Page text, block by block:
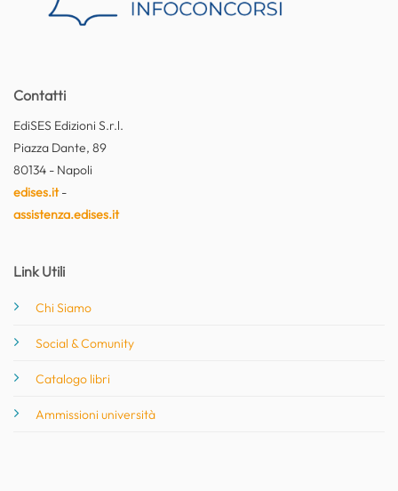
Contatti
EdiSES Edizioni S.r.l.
Piazza Dante, 89
80134 - Napoli
edises.it-
assistenza.edises.it
Link Utili
Chi Siamo
Social & Comunity
Catalogo libri
Ammissioni università